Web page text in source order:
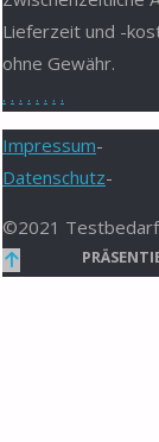
Lieferzeit und -
ohne Gewähr.
. . . . . . . .
Impressum-
Datenschutz-
©2021
Zurück